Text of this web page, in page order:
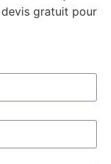
gratuit pour